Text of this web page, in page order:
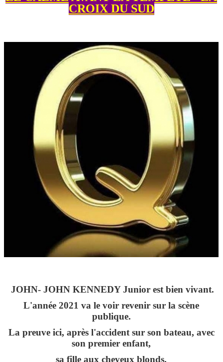
CROIX DU SUD
JOHN- JOHN KENNEDY Junior est bien vivant.
L'année 2021 va le voir revenir sur la scène
publique.
La preuve ici, après l'accident sur son bateau, avec
son premier enfant,
sa fille aux cheveux blonds.